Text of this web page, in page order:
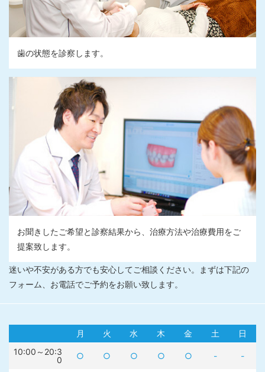
歯の状態を診察します。
お聞きしたご希望と診察結果から、治療方法や治療費用をご
提案致します。
迷いや不安がある方でも安心してご相談ください。まずは下記の
フォーム、お電話でご予約をお願い致します。
月 火 水 木 金 土
日
10:00～20:3
0
○ ○ ○ ○ ○ - -